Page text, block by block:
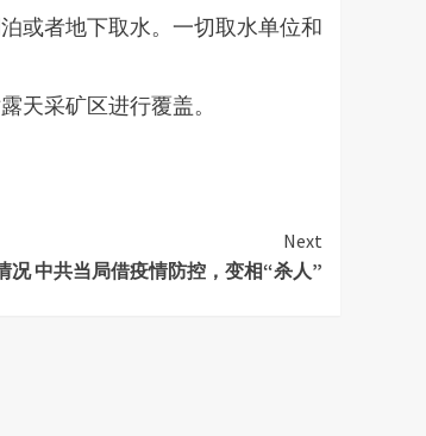
或者地下取水。一切取水单位和
天采矿区进行覆盖。
Next
况 中共当局借疫情防控，变相“杀人”